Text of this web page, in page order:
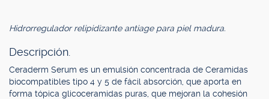
Hidrorregulador relipidizante antiage para piel madura.
Descripción.
Ceraderm Serum es un emulsión concentrada de Ceramidas
biocompatibles tipo 4 y 5 de fácil absorción, que aporta en
forma tópica glicoceramidas puras, que mejoran la cohesión